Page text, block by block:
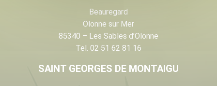
Beauregard
Olonne sur Mer
85340 – Les Sables d’Olonne
Tel. 02 51 62 81 16
SAINT GEORGES DE MONTAIGU